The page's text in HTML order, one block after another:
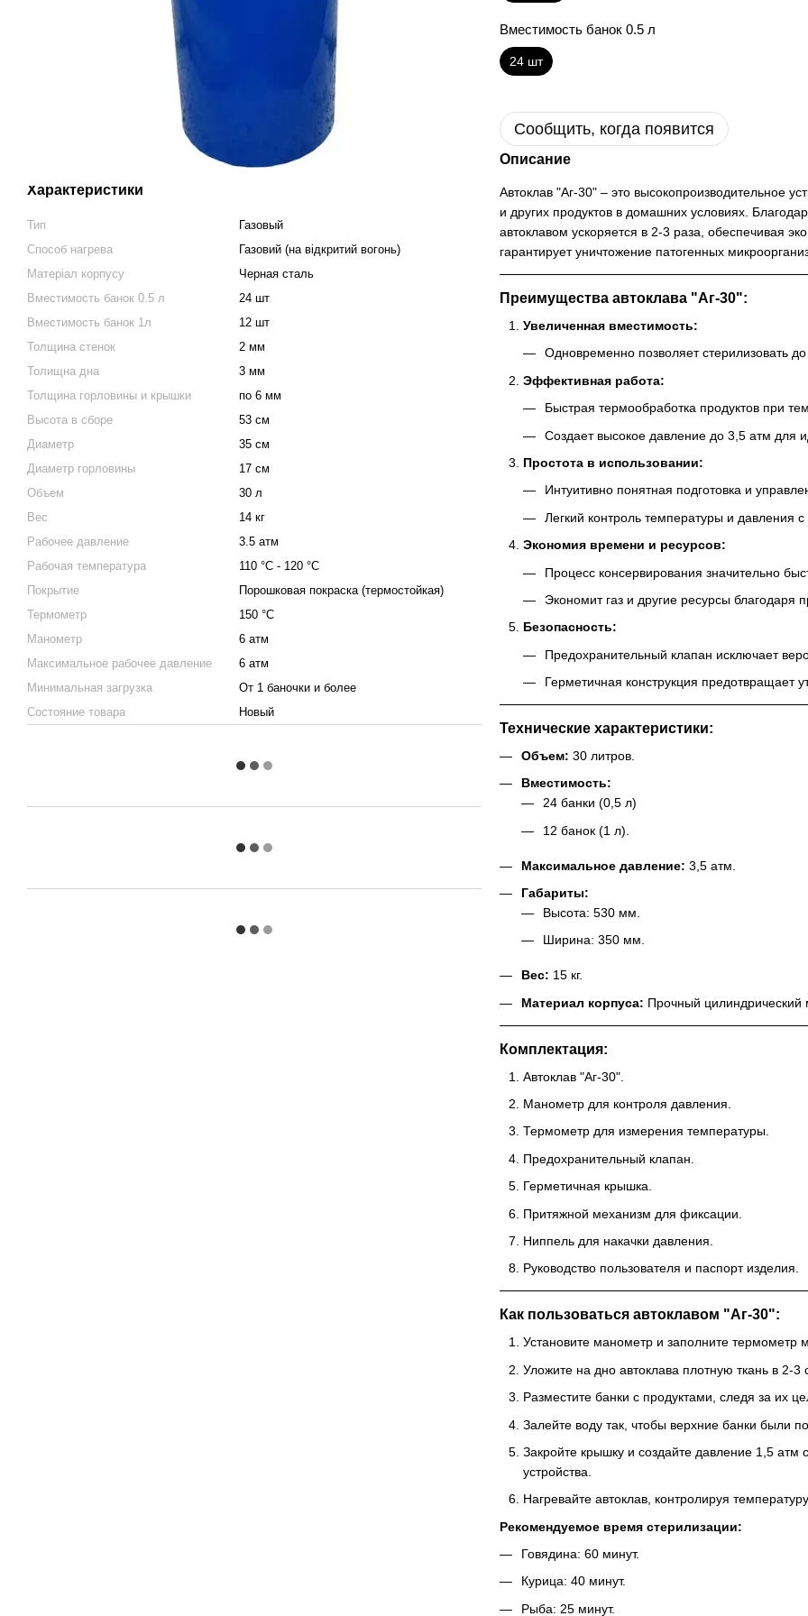
Характеристики
Тип
Газовый
Способ нагрева
Газовий (на відкритий вогонь)
Матеріал корпусу
Черная сталь
Вместимость банок 0.5 л
24 шт
Вместимость банок 1л
12 шт
Толщина стенок
2 мм
Толищна дна
3 мм
Толщина горловины и крышки
по 6 мм
Высота в сборе
53 см
Диаметр
35 см
Диаметр горловины
17 см
Объем
30 л
Вес
14 кг
Рабочее давление
3.5 атм
Рабочая температура
110 °С - 120 °С
Покрытие
Порошковая покраска (термостойкая)
Термометр
150 °С
Манометр
6 атм
Максимальное рабочее давление
6 атм
Минимальная загрузка
От 1 баночки и более
Состояние товара
Новый
Вместимость банок 0.5 л
24 шт
Сообщить, когда появится
Описание
Автоклав "Аг-30" – это высокопроизводительное
и других продуктов в домашних условиях.
автоклавом ускоряется в 2-3 раза, обеспечивая
гарантирует уничтожение патогенных
Преимущества автоклава "Аг-30":
Увеличенная вместимость:
Одновременно позволяет стерилизовать
Эффективная работа:
Быстрая термообработка продуктов при
Создает высокое давление до 3,5 атм для
Простота в использовании:
Интуитивно понятная подготовка и
Легкий контроль температуры и
Экономия времени и ресурсов:
Процесс консервирования значительно
Экономит газ и другие ресурсы благодаря
Безопасность:
Предохранительный клапан исключает
Герметичная конструкция предотвращает
Технические характеристики:
Объем: 30 литров.
Вместимость:
24 банки (0,5 л)
12 банок (1 л).
Максимальное давление: 3,5 атм.
Габариты:
Высота: 530 мм.
Ширина: 350 мм.
Вес: 15 кг.
Материал корпуса: Прочный цилиндрический
Комплектация:
Автоклав "Аг-30".
Манометр для контроля давления.
Термометр для измерения температуры.
Предохранительный клапан.
Герметичная крышка.
Притяжной механизм для фиксации.
Ниппель для накачки давления.
Руководство пользователя и паспорт изделия.
Как пользоваться автоклавом "Аг-30":
Установите манометр и заполните термометр
Уложите на дно автоклава плотную ткань в
Разместите банки с продуктами, следя за их
Залейте воду так, чтобы верхние банки были
Закройте крышку и создайте давление 1,5
устройства.
Нагревайте автоклав, контролируя
Рекомендуемое время стерилизации:
Говядина: 60 минут.
Курица: 40 минут.
Рыба: 25 минут.